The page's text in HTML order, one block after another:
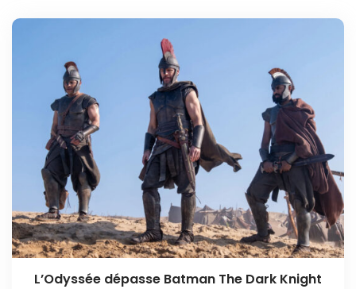
L’Odyssée dépasse Batman The Dark Knight